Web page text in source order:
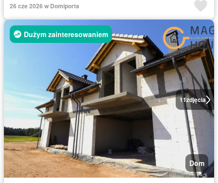
26 cze 2026 w Domiporta
11zdjęcia
Dużym zainteresowaniem
Dom